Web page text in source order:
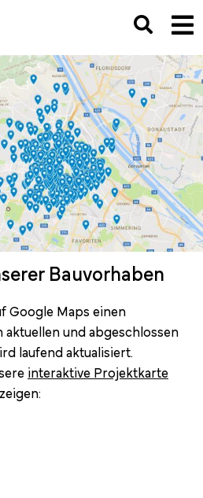
Bauvorhaben
Google Maps einen
und abgeschlossen
laufend aktualisiert.
interaktive Projektkarte